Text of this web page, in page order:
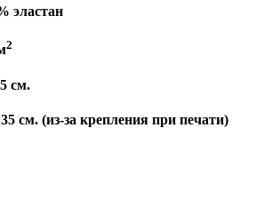
эластан
2
см.
см. (из-за крепления при печати)